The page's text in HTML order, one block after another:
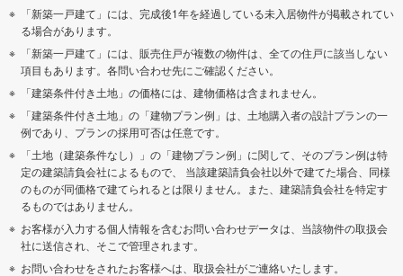
「新築一戸建て」には、完成後1年を経過している未入居物件が掲載されてい
る場合があります。
「新築一戸建て」には、販売住戸が複数の物件は、全ての住戸に該当しない
項目もあります。各問い合わせ先にご確認ください。
「建築条件付き土地」の価格には、建物価格は含まれません。
「建築条件付き土地」の「建物プラン例」は、土地購入者の設計プランの一
例であり、プランの採用可否は任意です。
「土地（建築条件なし）」の「建物プラン例」に関して、そのプラン例は特
定の建築請負会社によるもので、 当該建築請負会社以外で建てた場合、同様
のものが同価格で建てられるとは限りません。また、建築請負会社を特定す
るものではありません。
お客様が入力する個人情報を含むお問い合わせデータは、当該物件の取扱会
社に送信され、そこで管理されます。
お問い合わせをされたお客様へは、取扱会社がご連絡いたします。